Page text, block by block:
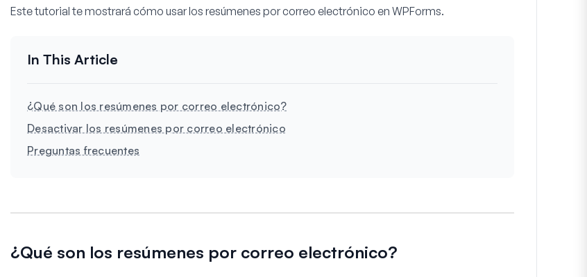
Este tutorial te mostrará cómo usar los resúmenes por correo electrónico en WPForms.
¿Qué son los resúmenes por correo electrónico?
Desactivar los resúmenes por correo electrónico
Preguntas frecuentes
¿Qué son los resúmenes por correo electrónico?